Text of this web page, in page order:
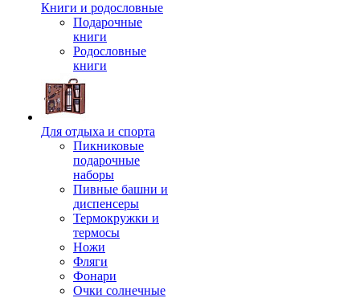
Книги и родословные
Подарочные
книги
Родословные
книги
Для отдыха и спорта
Пикниковые
подарочные
наборы
Пивные башни и
диспенсеры
Термокружки и
термосы
Ножи
Фляги
Фонари
Очки солнечные